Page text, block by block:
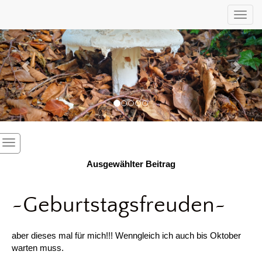
Ausgewählter Beitrag
~Geburtstagsfreuden~
aber dieses mal für mich!!! Wenngleich ich auch bis Oktober
warten muss.